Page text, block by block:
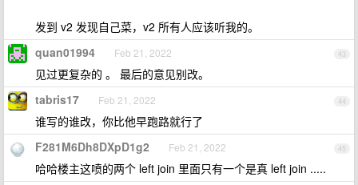
发到 v2 发现自己菜，v2 所有人应该听我的。
43
quan01994 Feb 21, 2022
见过更复杂的 。 最后的意见别改。
44
tabris17 Feb 21, 2022
谁写的谁改，你比他早跑路就行了
45
F281M6Dh8DXpD1g2 Feb 21, 2022
哈哈楼主这喷的两个 left join 里面只有一个是真 left join .....